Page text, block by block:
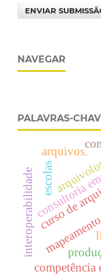
ENVIAR
NAVEGAR
PALAVRAS-
curso de
consultoria
competência
escolas
arquivos.
interoperabilidade